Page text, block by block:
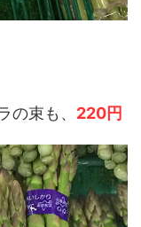
の束も、 220円